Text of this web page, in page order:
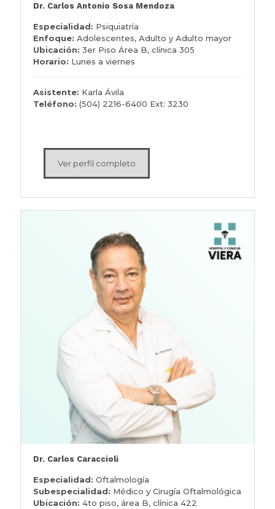
Dr. Carlos Antonio Sosa Mendoza
Especialidad: Psiquiatría
Enfoque: Adolescentes, Adulto y Adulto mayor
Ubicación: 3er Piso Área B, clínica 305
Horario: Lunes a viernes
Asistente: Karla Ávila
Teléfono: (504) 2216-6400 Ext: 3230
Ver perfil completo
Dr. Carlos Caraccioli
Especialidad: Oftalmología
Subespecialidad: Médico y Cirugía Oftalmológica
Ubicación: 4to piso, área B, clínica 422